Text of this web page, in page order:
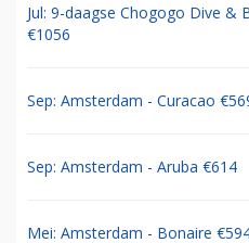
Jul: 9-daagse Chogogo Dive &
€1056
Sep: Amsterdam - Curacao
Sep: Amsterdam - Aruba €614
Mei: Amsterdam - Bonaire